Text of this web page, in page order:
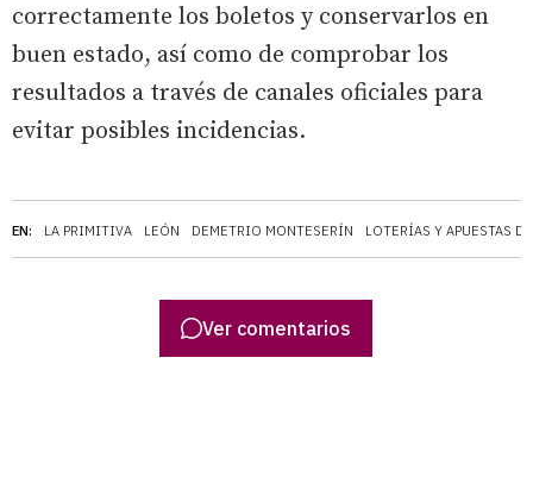
EN: LA PRIMITIVA LEÓN DEMETRIO MONTESERÍN LOTERÍAS Y APUESTAS
correctamente los boletos y conservarlos en
buen estado, así como de comprobar los
resultados a través de canales oficiales para
evitar posibles incidencias.
Ver comentarios